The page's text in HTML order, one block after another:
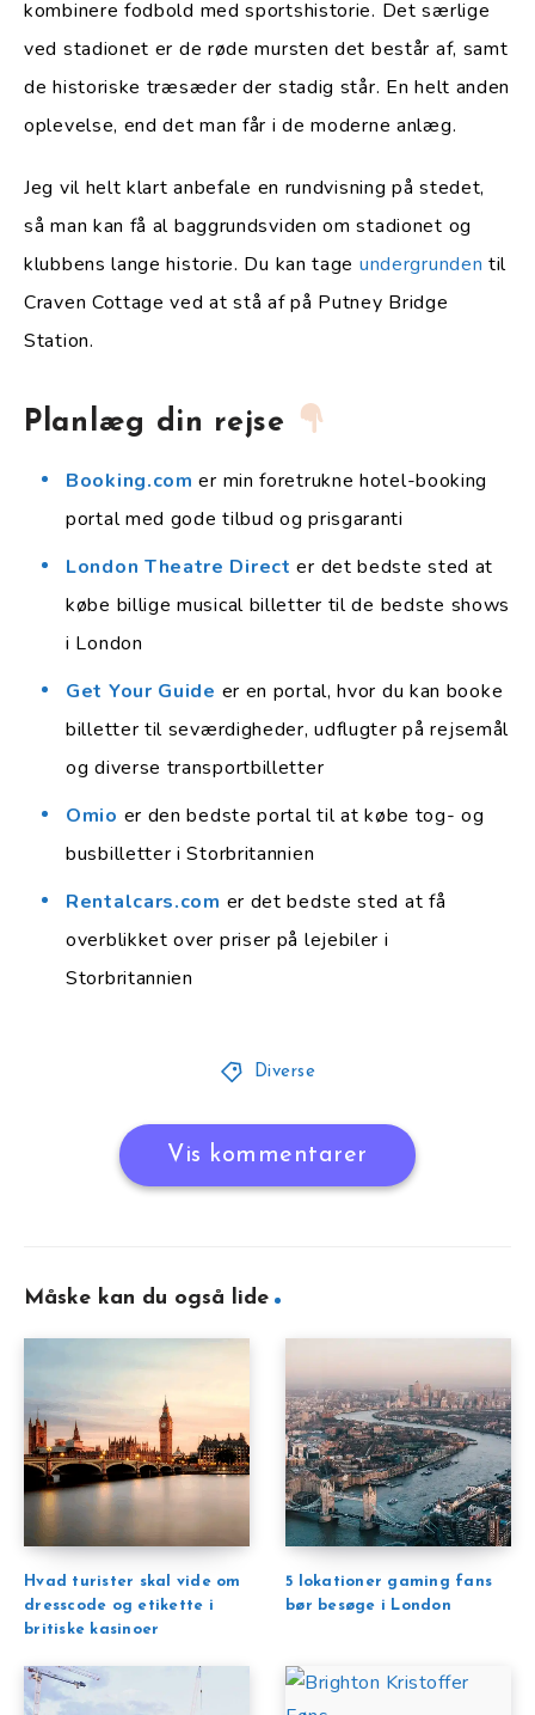
kombinere fodbold med sportshistorie. Det særlige
ved stadionet er de røde mursten det består af, samt
de historiske træsæder der stadig står. En helt anden
oplevelse, end det man får i de moderne anlæg.
Jeg vil helt klart anbefale en rundvisning på stedet,
så man kan få al baggrundsviden om stadionet og
klubbens lange historie. Du kan tage undergrunden til
Craven Cottage ved at stå af på Putney Bridge
Station.
Planlæg din rejse
Booking.com er min foretrukne hotel-booking
portal med gode tilbud og prisgaranti
London Theatre Direct er det bedste sted at
købe billige musical billetter til de bedste shows
i London
Get Your Guide er en portal, hvor du kan booke
billetter til seværdigheder, udflugter på rejsemål
og diverse transportbilletter
Omio er den bedste portal til at købe tog- og
busbilletter i Storbritannien
Rentalcars.com er det bedste sted at få
overblikket over priser på lejebiler i
Storbritannien
Diverse
Vis kommentarer
Måske kan du også lide
Hvad turister skal vide om
dresscode og etikette i
britiske kasinoer
5 lokationer gaming fans
bør besøge i London